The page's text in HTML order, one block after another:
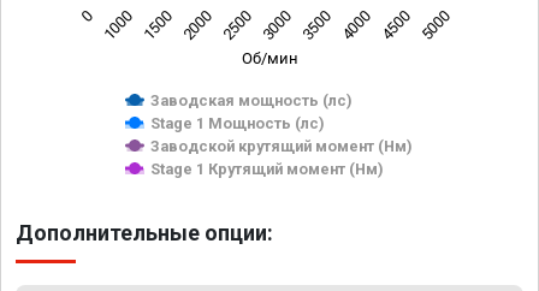
Об/мин
Заводская мощность (лс)
Stage 1 Мощность (лс)
Заводской крутящий момент (Нм)
Stage 1 Крутящий момент (Нм)
0 1000 1500 2000 2500 3000 3500 4000 4500 5000
Дополнительные опции: